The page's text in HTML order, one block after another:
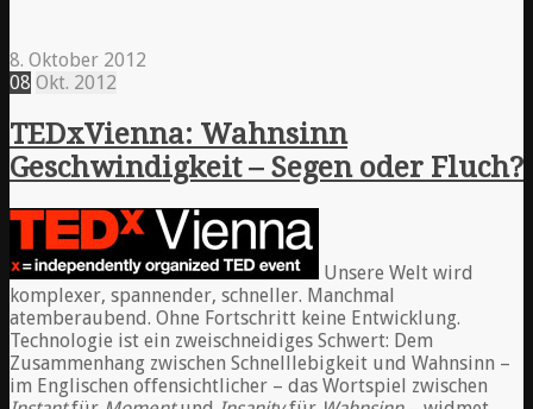
8. Oktober 2012
08 Okt. 2012
TEDxVienna: Wahnsinn
Geschwindigkeit – Segen oder Fluch?
Unsere Welt wird
komplexer, spannender, schneller. Manchmal
atemberaubend. Ohne Fortschritt keine Entwicklung.
Technologie ist ein zweischneidiges Schwert: Dem
Zusammenhang zwischen Schnelllebigkeit und Wahnsinn –
im Englischen offensichtlicher – das Wortspiel zwischen